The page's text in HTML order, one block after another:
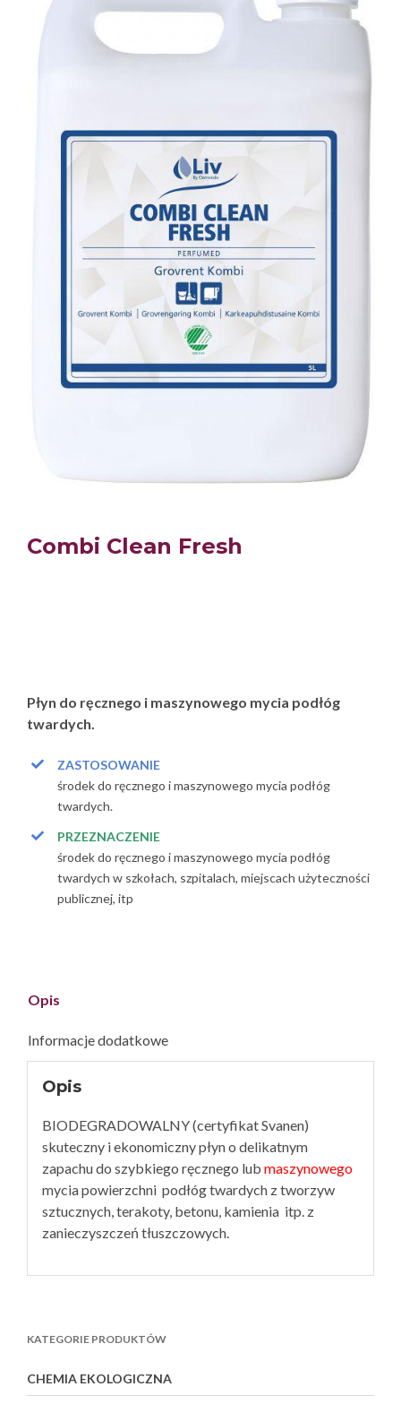
Combi Clean Fresh
Płyn do ręcznego i maszynowego mycia podłóg
twardych.
ZASTOSOWANIE
środek do ręcznego i maszynowego mycia podłóg
twardych.
PRZEZNACZENIE
środek do ręcznego i maszynowego mycia podłóg
twardych w szkołach, szpitalach, miejscach użyteczności
publicznej, itp
Opis
Informacje dodatkowe
Opis
BIODEGRADOWALNY (certyfikat Svanen)
skuteczny i ekonomiczny płyn o delikatnym
zapachu do szybkiego ręcznego lub maszynowego
mycia powierzchni podłóg twardych z tworzyw
sztucznych, terakoty, betonu, kamienia itp. z
zanieczyszczeń tłuszczowych.
KATEGORIE PRODUKTÓW
CHEMIA EKOLOGICZNA